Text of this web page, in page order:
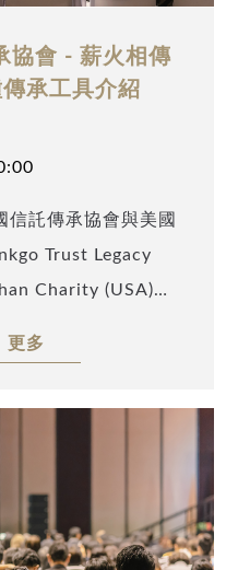
協會 - 薪火相傳
承工具介紹
信託傳承協會與美國
Trust Legacy
Charity (USA)及
Lee)，以「薪火
高資產家庭踴躍參
劃最新趨勢。
更多